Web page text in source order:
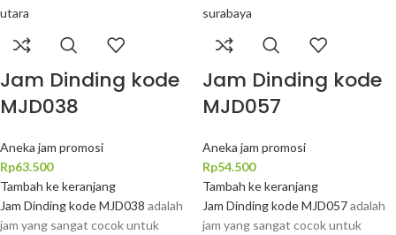
Jam Dinding kode
MJD038
Aneka jam promosi
Rp63.500
Tambah ke keranjang
Jam Dinding kode MJD038 adalah
jam yang sangat cocok untuk
Jam Dinding kode
MJD057
Aneka jam promosi
Rp54.500
Tambah ke keranjang
Jam Dinding kode MJD057adalah
jam yang sangat cocok untuk